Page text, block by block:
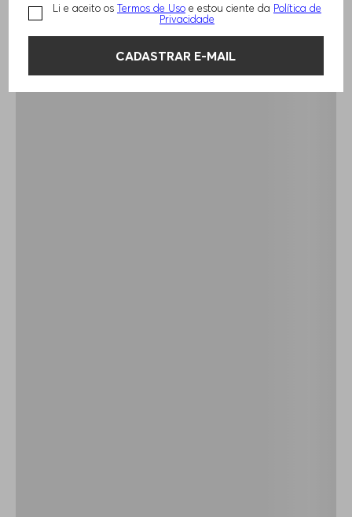
Li e aceito os Termos de Uso e estou ciente da Política de
Privacidade
CADASTRAR E-MAIL